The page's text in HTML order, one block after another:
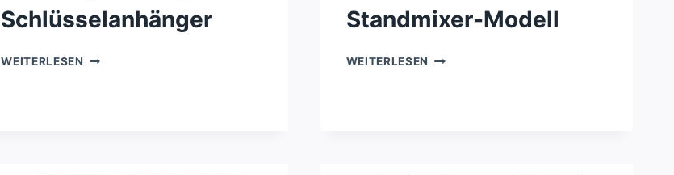
Schlüsselanhänger
WEITERLESEN GELENKIGER
Standmixer-Modell
WEITERLESEN KITCHENAID